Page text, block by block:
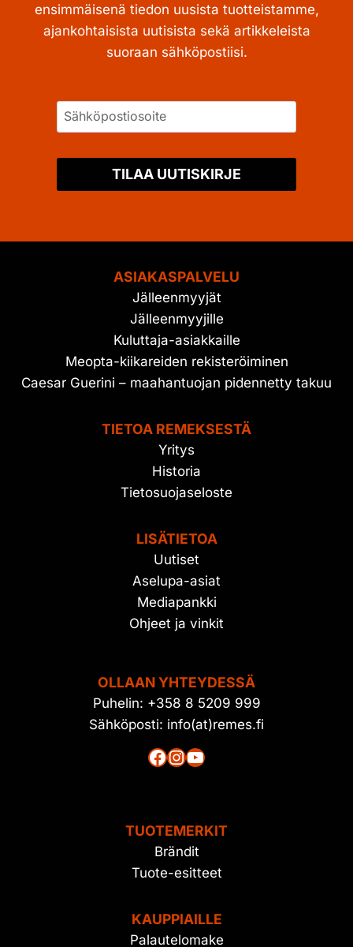
ensimmäisenä tiedon uusista tuotteistamme,
ajankohtaisista uutisista sekä artikkeleista
suoraan sähköpostiisi.
TILAA UUTISKIRJE
ASIAKASPALVELU
Jälleenmyyjät
Jälleenmyyjille
Kuluttaja-asiakkaille
Meopta-kiikareiden rekisteröiminen
Caesar Guerini – maahantuojan pidennetty takuu
TIETOA REMEKSESTÄ
Yritys
Historia
Tietosuojaseloste
LISÄTIETOA
Uutiset
Aselupa-asiat
Mediapankki
Ohjeet ja vinkit
OLLAAN YHTEYDESSÄ
Puhelin: +358 8 5209 999
Sähköposti: info(at)remes.fi
Facebook
Instagram
YouTube
TUOTEMERKIT
Brändit
Tuote-esitteet
KAUPPIAILLE
Palautelomake